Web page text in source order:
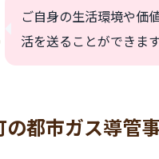
ご自身の生活環境や価
活を送ることができます
の都市ガス導管